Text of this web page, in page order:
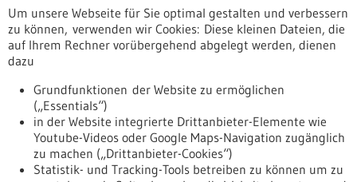
Erscheinungsdatum
Um unsere Webseite für Sie optimal gestalten und verbessern
zu können, verwenden wir Cookies: Diese kleinen Dateien, die
auf Ihrem Rechner vorübergehend abgelegt werden, dienen
dazu
Grundfunktionen der Website zu ermöglichen
(„Essentials“)
in der Website integrierte Drittanbieter-Elemente wie
Youtube-Videos oder Google Maps-Navigation zugänglich
zu machen („Drittanbieter-Cookies“)
Statistik- und Tracking-Tools betreiben zu können um zu